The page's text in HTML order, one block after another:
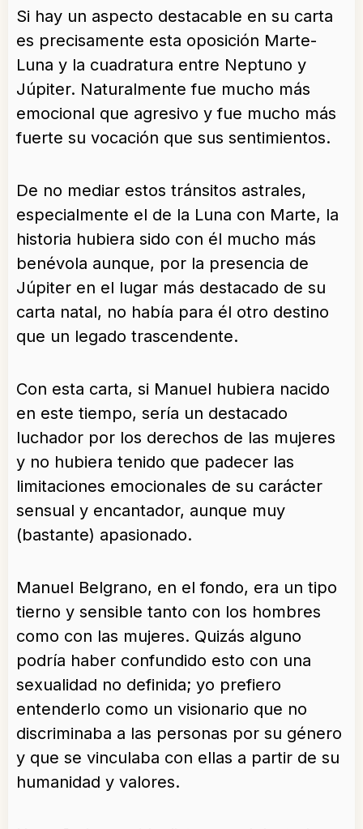
Si hay un aspecto destacable en su carta
es precisamente esta oposición Marte-
Luna y la cuadratura entre Neptuno y
Júpiter. Naturalmente fue mucho más
emocional que agresivo y fue mucho más
fuerte su vocación que sus sentimientos.
De no mediar estos tránsitos astrales,
especialmente el de la Luna con Marte, la
historia hubiera sido con él mucho más
benévola aunque, por la presencia de
Júpiter en el lugar más destacado de su
carta natal, no había para él otro destino
que un legado trascendente.
Con esta carta, si Manuel hubiera nacido
en este tiempo, sería un destacado
luchador por los derechos de las mujeres
y no hubiera tenido que padecer las
limitaciones emocionales de su carácter
sensual y encantador, aunque muy
(bastante) apasionado.
Manuel Belgrano, en el fondo, era un tipo
tierno y sensible tanto con los hombres
como con las mujeres. Quizás alguno
podría haber confundido esto con una
sexualidad no definida; yo prefiero
entenderlo como un visionario que no
discriminaba a las personas por su género
y que se vinculaba con ellas a partir de su
humanidad y valores.